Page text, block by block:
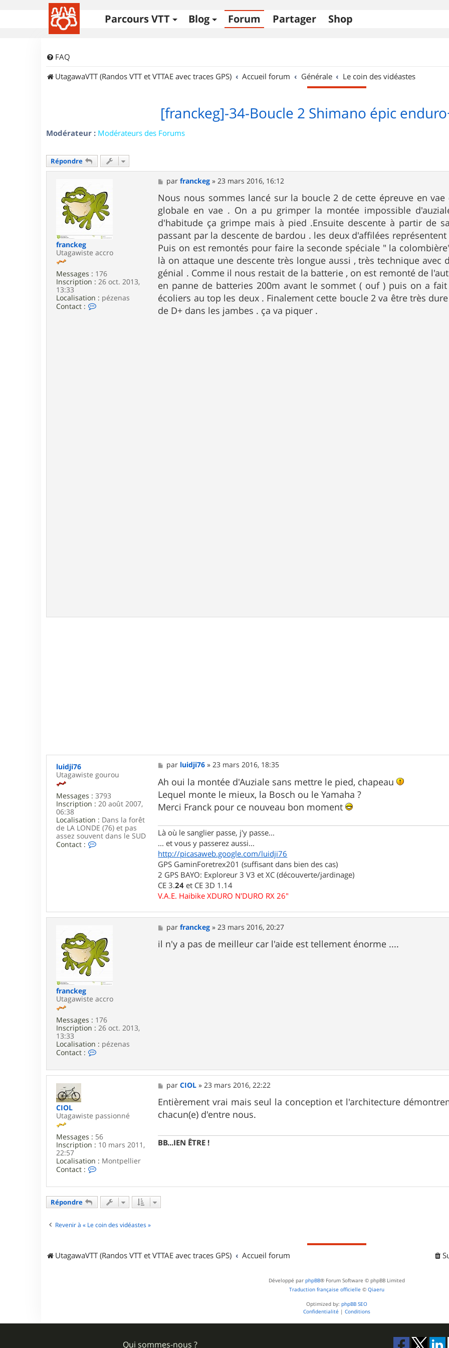
Parcours VTT Blog Forum Partager Shop
FAQ
UtagawaVTT (Randos VTT et VTTAE avec traces GPS)
Accueil forum Générale Le coin des vidéastes
[franckeg]-34-Boucle 2 Shimano épic
Modérateur : Modérateurs des Forums
Répondre
franckeg
Utagawiste accro
Messages : 176
Inscription : 26 oct. 2013,
13:33
Localisation : pézenas
Contact :
M
e
s
s
a
g
e
parfranckeg »23 mars 2016, 16:12
Nous nous sommes lancé sur la boucle 2 de cette épreuve en
globale en vae . On a pu grimper la montée impossible
d'habitude ça grimpe mais à pied .Ensuite descente à partir de
passant par la descente de bardou . les deux d'affilées
Puis on est remontés pour faire la seconde spéciale " la
là on attaque une descente très longue aussi , très technique avec
génial . Comme il nous restait de la batterie , on est remonté de
en panne de batteries 200m avant le sommet ( ouf ) puis on a
écoliers au top les deux . Finalement cette boucle 2 va être très
de D+ dans les jambes . ça va piquer .
luidji76
Utagawiste gourou
Messages : 3793
Inscription : 20 août 2007,
06:38
Localisation : Dans la forêt
de LA LONDE (76) et pas
assez souvent dans le SUD
Contact :
l
d
j
i
7
M
e
s
s
a
g
e
par luidji76 »23 mars 2016, 18:35
Ah oui la montée d'Auziale sans mettre le pied, chapeau
Lequel monte le mieux, la Bosch ou le Yamaha ?
Merci Franck pour ce nouveau bon moment
Là où le sanglier passe, j'y passe...
... et vous y passerez aussi...
http://picasaweb.google.com/luidji76
GPS GaminForetrex201 (suffisant dans bien des cas)
2 GPS BAYO: Exploreur 3 V3 et XC (découverte/jardinage)
CE 3.24 et CE 3D 1.14
V.A.E. Haibike XDURO N'DURO RX 26"
franckeg
Utagawiste accro
Messages : 176
Inscription : 26 oct. 2013,
13:33
Localisation : pézenas
Contact :
t
r
a
n
k
M
e
s
s
parfranckeg »23 mars 2016, 20:27
il n'y a pas de meilleur car l'aide est tellement énorme ....
CIOL
Utagawiste passionné
Messages : 56
Inscription : 10 mars 2011,
22:57
Localisation : Montpellier
Contact :
n
c
e
O
M
e
s
s
a
parCIOL »23 mars 2016, 22:22
Entièrement vrai mais seul la conception et l'architecture
chacun(e) d'entre nous.
BB...IEN ÊTRE !
Répondre
Revenir à « Le coin des vidéastes »
UtagawaVTT (Randos VTT et VTTAE avec traces GPS) Accueil forum
Développé par phpBB® Forum Software © phpBB Limited
Traduction française officielle © Qiaeru
Optimized by: phpBB SEO
Confidentialité | Conditions
Qui sommes-nous ?